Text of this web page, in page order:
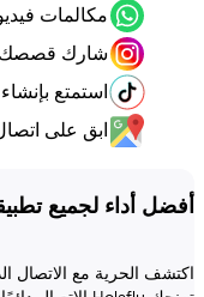
مكالمات فيديو
شارك قصصك في
استمتع بإنشاء
ابق على اتصال
أداء لجميع تطبيقاتك